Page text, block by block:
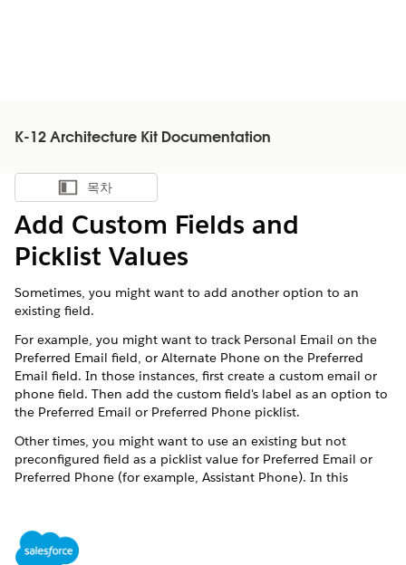
K-12 Architecture Kit Documentation
목차 표시
목차
Add Custom Fields and
Picklist Values
Sometimes, you might want to add another option to an
existing field.
For example, you might want to track Personal Email on the
Preferred Email field, or Alternate Phone on the Preferred
Email field. In those instances, first create a custom email or
phone field. Then add the custom field's label as an option to
the Preferred Email or Preferred Phone picklist.
Other times, you might want to use an existing but not
preconfigured field as a picklist value for Preferred Email or
Preferred Phone (for example, Assistant Phone). In this
See Also: